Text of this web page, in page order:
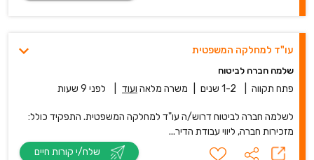
עו"ד למחלקה המשפטית
שלמה חברה לביטוח
פתח תקווה 1-2 שנים משרה מלאה ועוד לפני 9 שעות
לשלמה חברה לביטוח דרוש/ה עו"ד למחלקה המשפטית. התפקיד כולל:
מזכירות חברה, ליווי עבודת הדיר...